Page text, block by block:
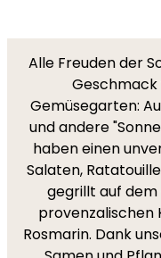
Alle Freuden der
Geschmack
Gemüsegarten:
und andere
haben einen
Salaten,
gegrillt auf
provenzalischen
Rosmarin. Dank